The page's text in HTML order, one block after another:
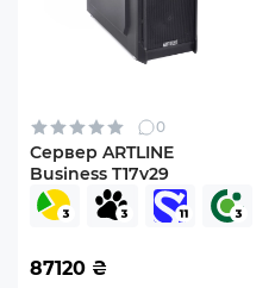
0
Сервер ARTLINE
Business T17v29
87120 ₴